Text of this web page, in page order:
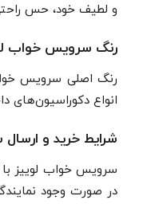
و لطیف خود، حس
رنگ سرویس خواب
رنگ اصلی سرویس
انواع
شرایط خرید و
سرویس خواب لوییز با
در صورت وجود